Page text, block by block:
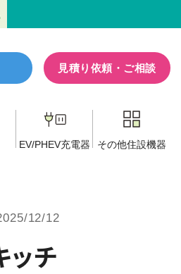
見積り依頼・ご相談
EV/PHEV充電器 その他住設機器
12/12
ッチ